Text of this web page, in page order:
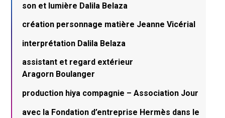
son et lumière Dalila Belaza
création personnage matière Jeanne Vicérial
interprétation Dalila Belaza
assistant et regard extérieur
Aragorn Boulanger
production hiya compagnie – Association Jour
avec la Fondation d’entreprise Hermès dans le